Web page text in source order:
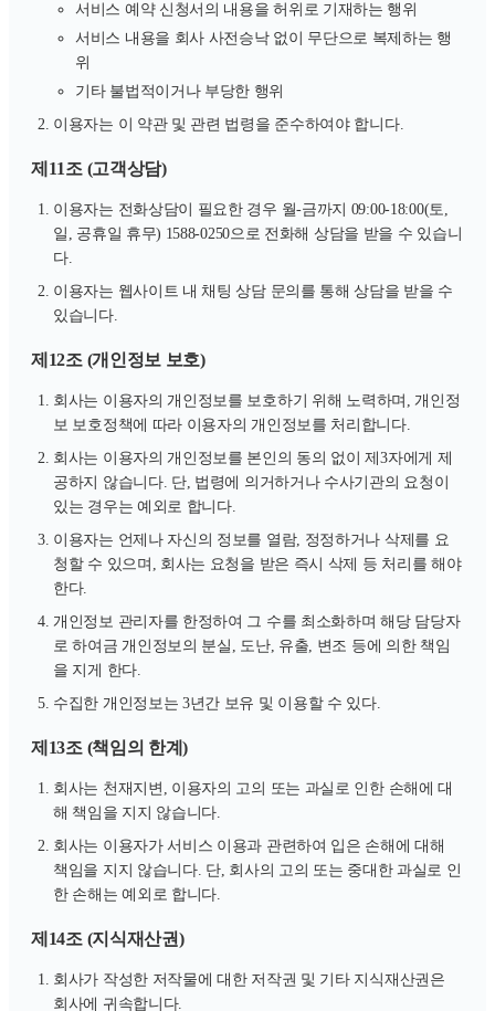
서비스 예약 신청서의 내용을 허위로 기재하는 행위
서비스 내용을 회사 사전승낙 없이 무단으로 복제하는 행
위
기타 불법적이거나 부당한 행위
이용자는 이 약관 및 관련 법령을 준수하여야 합니다.
제11조 (고객상담)
이용자는 전화상담이 필요한 경우 월-금까지 09:00-18:00(토,
일, 공휴일 휴무) 1588-0250으로 전화해 상담을 받을 수 있습니
다.
이용자는 웹사이트 내 채팅 상담 문의를 통해 상담을 받을 수
있습니다.
제12조 (개인정보 보호)
회사는 이용자의 개인정보를 보호하기 위해 노력하며, 개인정
보 보호정책에 따라 이용자의 개인정보를 처리합니다.
회사는 이용자의 개인정보를 본인의 동의 없이 제3자에게 제
공하지 않습니다. 단, 법령에 의거하거나 수사기관의 요청이
있는 경우는 예외로 합니다.
이용자는 언제나 자신의 정보를 열람, 정정하거나 삭제를 요
청할 수 있으며, 회사는 요청을 받은 즉시 삭제 등 처리를 해야
한다.
개인정보 관리자를 한정하여 그 수를 최소화하며 해당 담당자
로 하여금 개인정보의 분실, 도난, 유출, 변조 등에 의한 책임
을 지게 한다.
수집한 개인정보는 3년간 보유 및 이용할 수 있다.
제13조 (책임의 한계)
회사는 천재지변, 이용자의 고의 또는 과실로 인한 손해에 대
해 책임을 지지 않습니다.
회사는 이용자가 서비스 이용과 관련하여 입은 손해에 대해
책임을 지지 않습니다. 단, 회사의 고의 또는 중대한 과실로 인
한 손해는 예외로 합니다.
제14조 (지식재산권)
회사가 작성한 저작물에 대한 저작권 및 기타 지식재산권은
회사에 귀속합니다.